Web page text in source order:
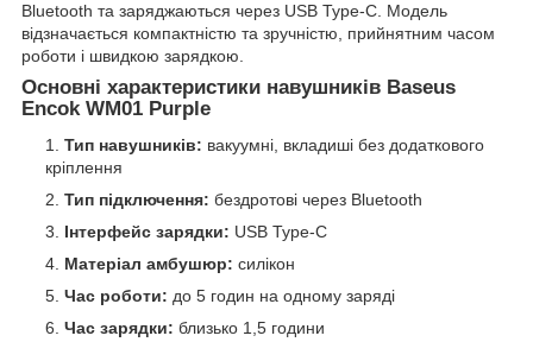
Bluetooth та заряджаються через USB Type-C. Модель
відзначається компактністю та зручністю, прийнятним часом
роботи і швидкою зарядкою.
Основні характеристики навушників Baseus
Encok WM01 Purple
Тип навушників: вакуумні, вкладиші без додаткового
кріплення
Тип підключення: бездротові через Bluetooth
Інтерфейс зарядки: USB Type-C
Матеріал амбушюр: силікон
Час роботи: до 5 годин на одному заряді
Час зарядки: близько 1,5 години